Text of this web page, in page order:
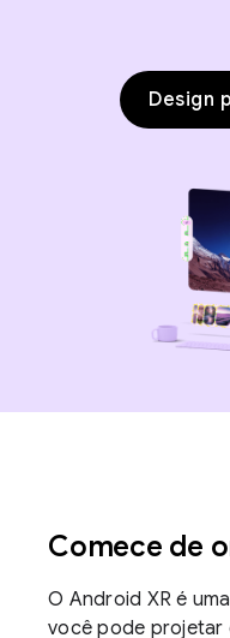
Design
Comece de
O Android XR é
você pode projetar